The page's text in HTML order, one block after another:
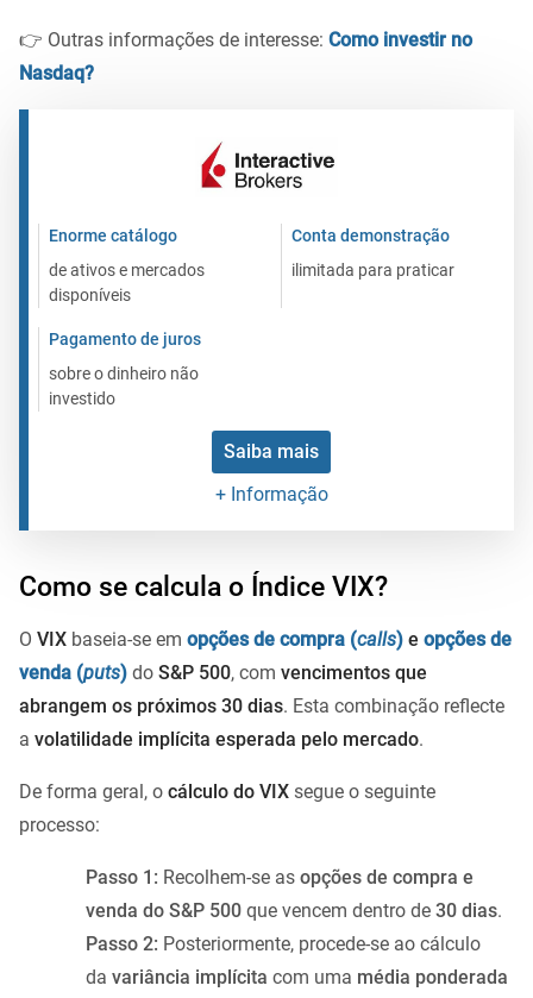
👉 Outras informações de interesse: Como investir no
Nasdaq?
Enorme catálogo
de ativos e mercados
disponíveis
Conta demonstração
ilimitada para praticar
Pagamento de juros
sobre o dinheiro não
investido
Saiba mais
+ Informação
Como se calcula o Índice VIX?
O VIX baseia-se em opções de compra (calls) e opções de
venda (puts) do S&P 500, com vencimentos que
abrangem os próximos 30 dias. Esta combinação reflecte
a volatilidade implícita esperada pelo mercado.
De forma geral, o cálculo do VIX segue o seguinte
processo:
Passo 1: Recolhem-se as opções de compra e
venda do S&P 500 que vencem dentro de 30 dias.
Passo 2: Posteriormente, procede-se ao cálculo
da variância implícita com uma média ponderada